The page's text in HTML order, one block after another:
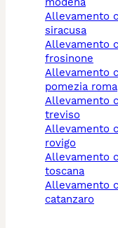
allevamento cani
siracusa
allevamento cani
frosinone
allevamento cani
pomezia roma
allevamento cani
treviso
allevamento cani
rovigo
allevamento cani
toscana
allevamento cani
catanzaro